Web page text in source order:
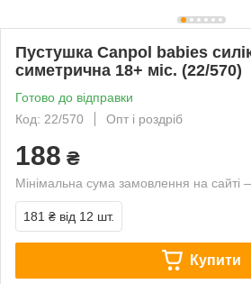
Пустушка Canpol babies
симетрична 18+ міс. (22/570)
Готово до відправки
Код: 22/570
Опт і роздріб
188 ₴
Мінімальна сума замовлення на сайті
181 ₴ від 12 шт.
Купити